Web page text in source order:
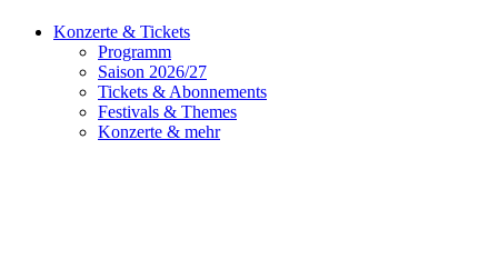
Konzerte & Tickets
Programm
Saison 2026/27
Tickets & Abonnements
Festivals & Themes
Konzerte & mehr